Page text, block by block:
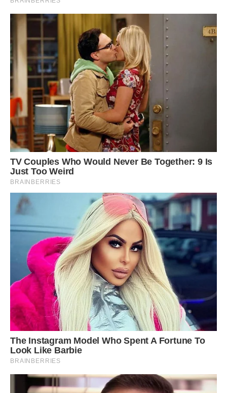
– Про що ти? У тебе є дочка і мати! У суботу вранці щоб
була у мене як штик! Потрібно вимити вікна, прибратися в
домі, допомогти хоч чимось хворий матері! – в її голосі
з’явилися істеричні нотки.
І хоч мама – я це знала точно – була абсолютно
здоровою, довелося передзвонити Андрію і перенести
побачення. Коханий засмутився, але змирився. А я … я
Вона відразу промовила свою улюблену фразу: “Я тобі
все життя віддала, а ти, проміняла матір і дитину на
Напевно, це ненормально, але моя мама така. Тому я
ховалася, як школярка. А хвилини, які проводила з
коханим, були дійсно хвилинами. Швидкі побачення у
когось з друзів на квартирі, швидка кава, квапливі
поцілунки…
Мама так і не змогла зрозуміти простої істини: я маю
право на звичайне жіноче щастя поруч з коханим
чоловіком. Чи зрозуміє вона це колись?
Щоб пояснити свої запізнення, брехала, вигадувала
тижні спокою!” – блаженно думала я. Нарешті не потрібно
поспішати. Нарешті могла провести з Андрієм ніч. Ми так